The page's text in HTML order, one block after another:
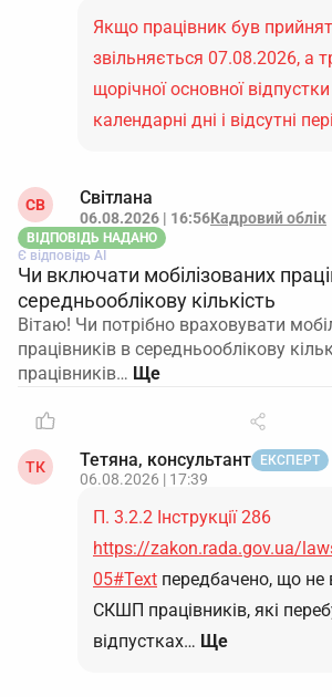
Якщо працівник був
звільняється 07.08.2026, а
щорічної основної
календарні дні і відсутні
СВ Світлана
06.08.2026 | 16:56Кадровий облік
ВІДПОВІДЬ НАДАНО
Є відповідь АІ
Чи включати мобілізованих
середньооблікову кількість
Вітаю! Чи потрібно враховувати
працівників в середньооблікову
працівників…
ТК Тетяна, консультант ЕКСПЕРТ
06.08.2026 | 17:39
П. 3.2.2 Інструкції 286
https://zakon.rada.gov.ua/
05#Text передбачено, що
СКШП працівників, які
відпустках… Ще